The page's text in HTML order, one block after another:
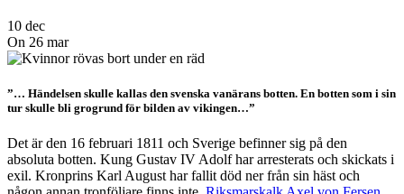
10 dec
On 26 mar
”… Händelsen skulle kallas den svenska vanärans botten. En botten som i sin
tur skulle bli grogrund för bilden av vikingen…”
Det är den 16 februari 1811 och Sverige befinner sig på den
absoluta botten. Kung Gustav IV Adolf har arresterats och skickats i
exil. Kronprins Karl August har fallit död ner från sin häst och